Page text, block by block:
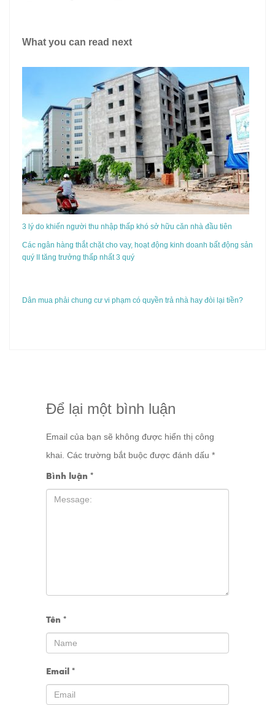
What you can read next
3 lý do khiến người thu nhập thấp khó sở hữu căn nhà đầu tiên
Các ngân hàng thắt chặt cho vay, hoạt động kinh doanh bất động sản
quý II tăng trưởng thấp nhất 3 quý
Dân mua phải chung cư vi phạm có quyền trả nhà hay đòi lại tiền?
Để lại một bình luận
Email của bạn sẽ không được hiển thị công
khai. Các trường bắt buộc được đánh dấu *
Bình luận *
Tên *
Email *